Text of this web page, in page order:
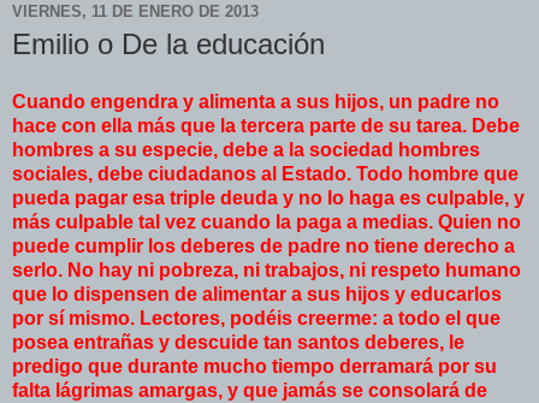
VIERNES, 11 DE ENERO DE 2013
Emilio o De la educación
Cuando engendra y alimenta a sus hijos, un padre no
hace con ella más que la tercera parte de su tarea. Debe
hombres a su especie, debe a la sociedad hombres
sociales, debe ciudadanos al Estado. Todo hombre que
pueda pagar esa triple deuda y no lo haga es culpable, y
más culpable tal vez cuando la paga a medias. Quien no
puede cumplir los deberes de padre no tiene derecho a
serlo. No hay ni pobreza, ni trabajos, ni respeto humano
que lo dispensen de alimentar a sus hijos y educarlos
por sí mismo. Lectores, podéis creerme: a todo el que
posea entrañas y descuide tan santos deberes, le
predigo que durante mucho tiempo derramará por su
falta lágrimas amargas, y que jamás se consolará de